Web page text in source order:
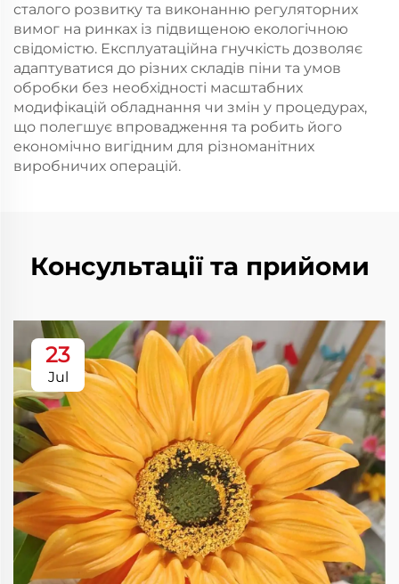
сталого розвитку та виконанню регуляторних
вимог на ринках із підвищеною екологічною
свідомістю. Експлуатаційна гнучкість дозволяє
адаптуватися до різних складів піни та умов
обробки без необхідності масштабних
модифікацій обладнання чи змін у процедурах,
що полегшує впровадження та робить його
економічно вигідним для різноманітних
виробничих операцій.
Консультації та прийоми
23
Jul